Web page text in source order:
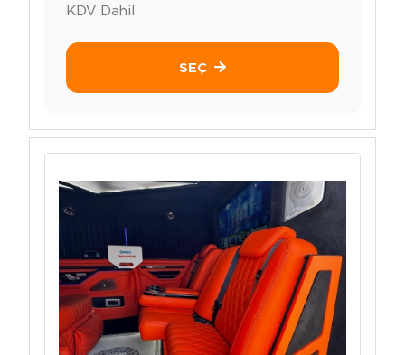
KDV Dahil
SEÇ